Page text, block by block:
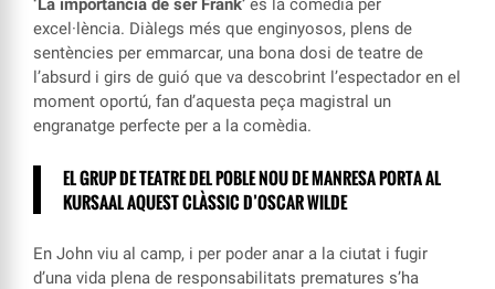
excel·lència. Diàlegs més que enginyosos, plens de
sentències per emmarcar, una bona dosi de teatre de
l’absurd i girs de guió que va descobrint l’espectador en el
moment oportú, fan d’aquesta peça magistral un
engranatge perfecte per a la comèdia.
EL GRUP DE TEATRE DEL POBLE NOU DE MANRESA PORTA AL
KURSAAL AQUEST CLÀSSIC D’OSCAR WILDE
En John viu al camp, i per poder anar a la ciutat i fugir
d’una vida plena de responsabilitats prematures s’ha